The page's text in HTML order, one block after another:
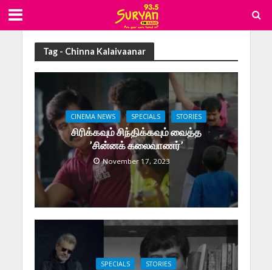
Tag - Chinna Kalaivaanar
CINEMA NEWS SPECIALS STORIES
சிரிக்கவும் சிந்திக்கவும் வைத்த
’சின்னக் கலைவாணர்’
November 17, 2023
SPECIALS STORIES